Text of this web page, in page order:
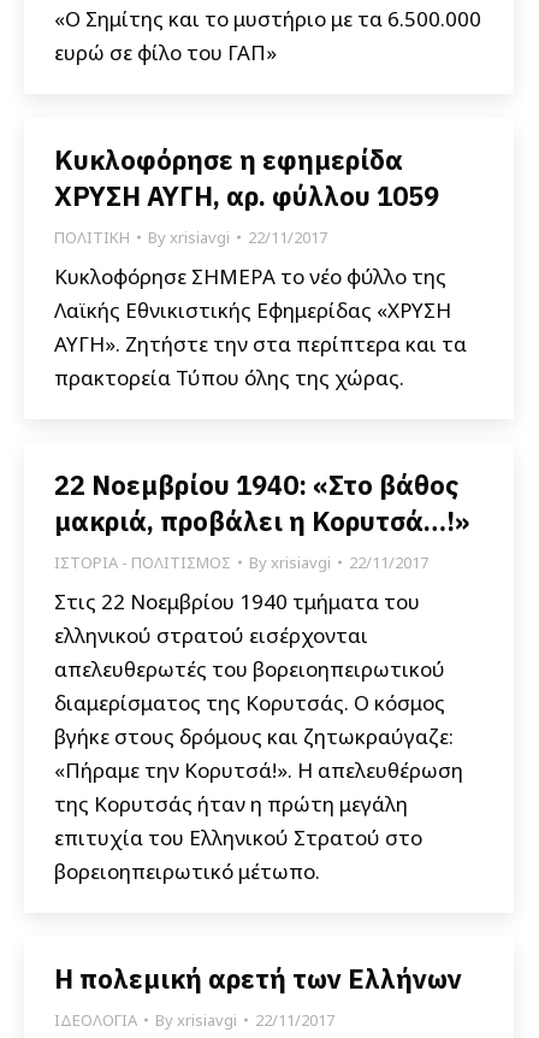
«Ο Σημίτης και το μυστήριο με τα 6.500.000
ευρώ σε φίλο του ΓΑΠ»
Κυκλοφόρησε η εφημερίδα
ΧΡΥΣΗ ΑΥΓΗ, αρ. φύλλου 1059
ΠΟΛΙΤΙΚΗ Byxrisiavgi 22/11/2017
Κυκλοφόρησε ΣΗΜΕΡΑ το νέο φύλλο της
Λαϊκής Εθνικιστικής Εφημερίδας «ΧΡΥΣΗ
ΑΥΓΗ». Ζητήστε την στα περίπτερα και τα
πρακτορεία Τύπου όλης της χώρας.
22 Νοεμβρίου 1940: «Στο βάθος
μακριά, προβάλει η Κορυτσά…!»
ΙΣΤΟΡΙΑ - ΠΟΛΙΤΙΣΜΟΣ Byxrisiavgi 22/11/2017
Στις 22 Νοεμβρίου 1940 τμήματα του
ελληνικού στρατού εισέρχονται
απελευθερωτές του βορειοηπειρωτικού
διαμερίσματος της Kορυτσάς. O κόσμος
βγήκε στους δρόμους και ζητωκραύγαζε:
«Πήραμε την Kορυτσά!». H απελευθέρωση
της Kορυτσάς ήταν η πρώτη μεγάλη
επιτυχία του Ελληνικού Στρατού στο
βορειοηπειρωτικό μέτωπο.
Η πολεμική αρετή των Ελλήνων
ΙΔΕΟΛΟΓΙΑ Byxrisiavgi 22/11/2017